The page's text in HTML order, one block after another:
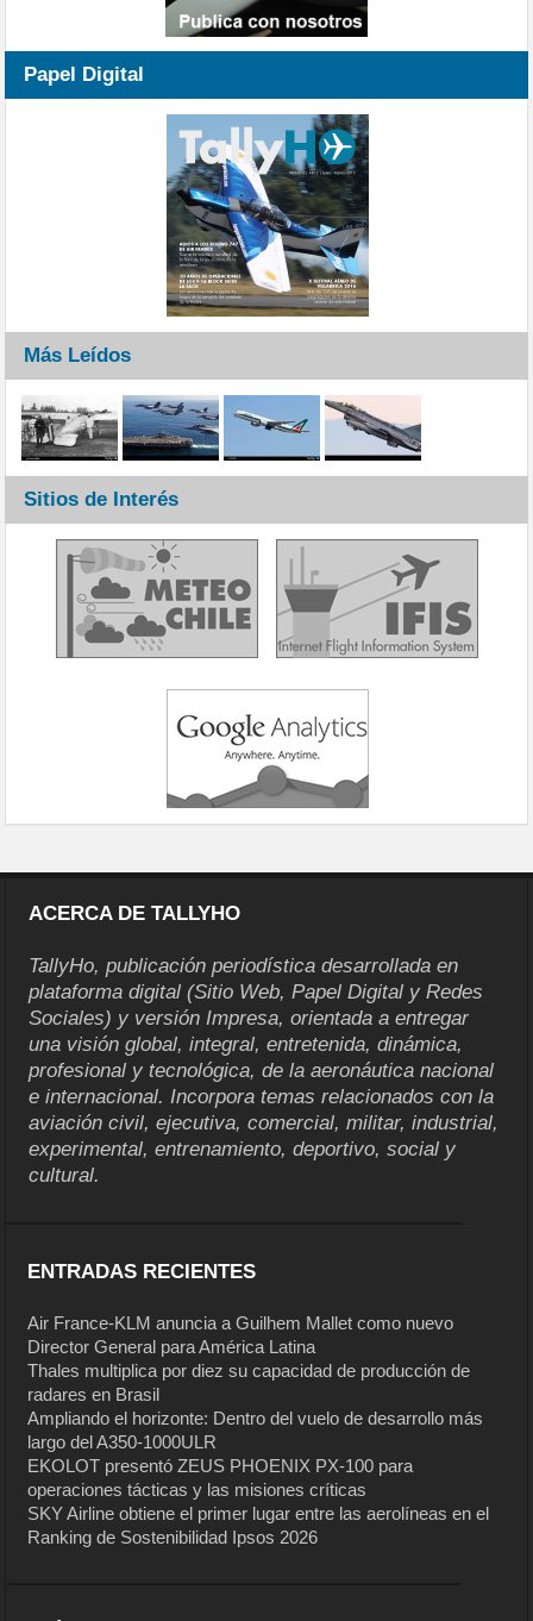
Papel Digital
Más Leídos
Sitios de Interés
ACERCA DE TALLYHO
TallyHo, publicación periodística desarrollada en
plataforma digital (Sitio Web, Papel Digital y Redes
Sociales) y versión Impresa, orientada a entregar
una visión global, integral, entretenida, dinámica,
profesional y tecnológica, de la aeronáutica nacional
e internacional. Incorpora temas relacionados con la
aviación civil, ejecutiva, comercial, militar, industrial,
experimental, entrenamiento, deportivo, social y
cultural.
ENTRADAS RECIENTES
Air France-KLM anuncia a Guilhem Mallet como nuevo
Director General para América Latina
Thales multiplica por diez su capacidad de producción de
radares en Brasil
Ampliando el horizonte: Dentro del vuelo de desarrollo más
largo del A350-1000ULR
EKOLOT presentó ZEUS PHOENIX PX-100 para
operaciones tácticas y las misiones críticas
SKY Airline obtiene el primer lugar entre las aerolíneas en el
Ranking de Sostenibilidad Ipsos 2026